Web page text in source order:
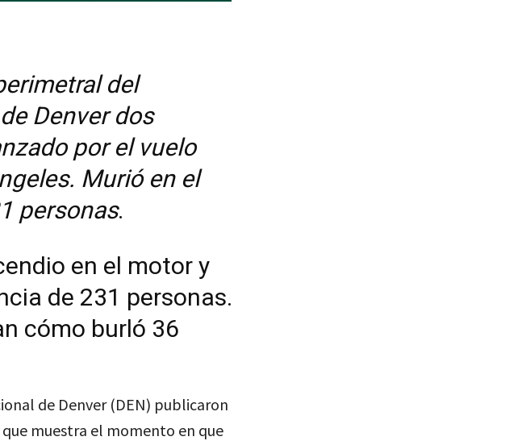
del
Denver dos
por el vuelo
Murió en el
personas.
en el motor y
de 231 personas.
cómo burló 36
de Denver (DEN) publicaron
muestra el momento en que